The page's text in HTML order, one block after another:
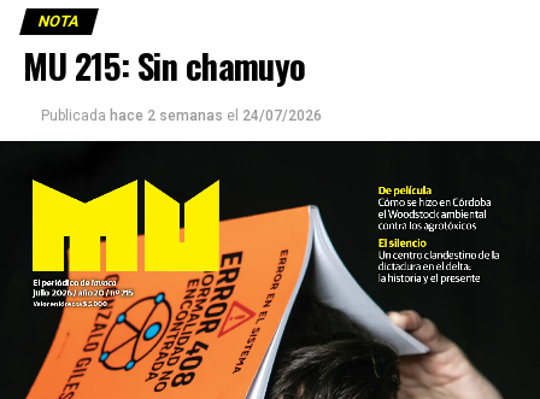
NOTA
MU 215: Sin chamuyo
Publicada hace 2 semanas el 24/07/2026